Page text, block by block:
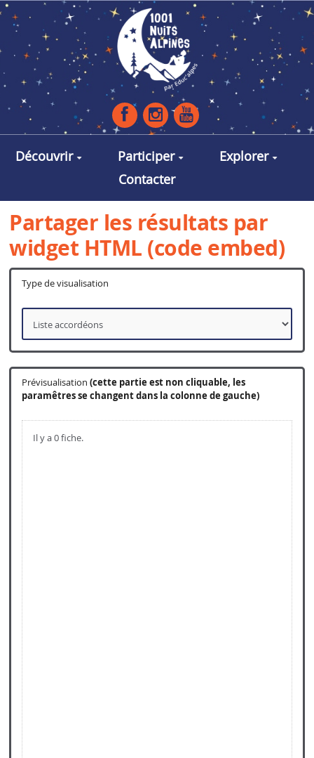
Aller au contenu principal
Découvrir Participer
Explorer
Contacter
Partager les résultats par
widget HTML (code embed)
Type de visualisation
Prévisualisation (cette partie est non cliquable, les
paramêtres se changent dans la colonne de gauche)